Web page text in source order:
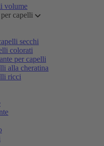
volume
capelli
secchi
colorati
per capelli
alla cheratina
ricci